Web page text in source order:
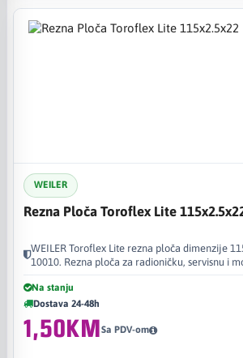
WEILER
Rezna Ploča Toroflex Lite
WEILER Toroflex Lite rezna ploča dimenzije
10010. Rezna ploča za radioničku, servisnu i
Na stanju
Dostava 24-48h
1,50KMSa PDV-om